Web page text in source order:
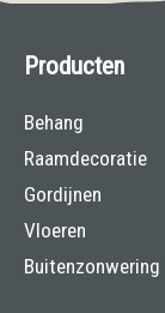
Producten
Behang
Raamdecoratie
Gordijnen
Vloeren
Buitenzonwering